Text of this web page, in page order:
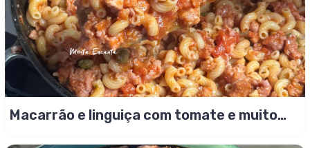
Macarrão e linguiça com tomate e muito